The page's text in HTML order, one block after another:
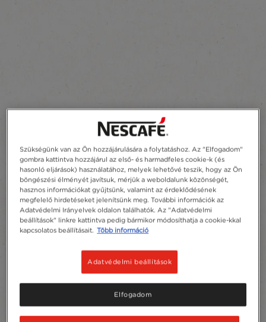
Szükségünk van az Ön hozzájárulására a folytatáshoz. Az "Elfogadom"
gombra kattintva hozzájárul az első- és harmadfeles cookie-k (és
hasonló eljárások) használatához, melyek lehetővé teszik, hogy az Ön
böngészési élményét javítsuk, mérjük a weboldalunk közönségét,
hasznos információkat gyűjtsünk, valamint az érdeklődésének
megfelelő hirdetéseket jelenítsünk meg. További információk az
Adatvédelmi Irányelvek oldalon találhatók. Az "Adatvédelmi
beállítások" linkre kattintva pedig bármikor módosíthatja a cookie-kkal
kapcsolatos beállításait. Több információ
Adatvédelmi beállítások
Elfogadom